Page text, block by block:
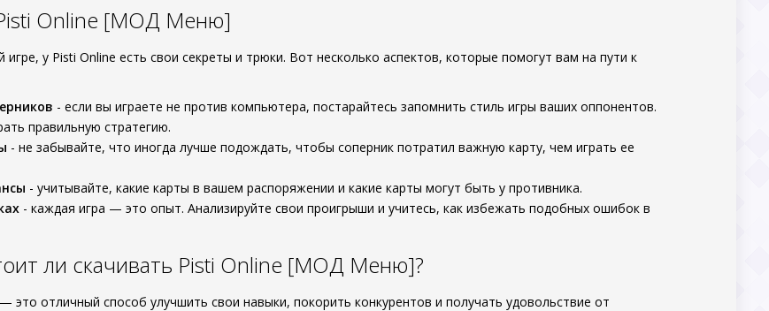
Online [МОД Меню]
у Pisti Online есть свои секреты и трюки. Вот несколько аспектов, которые помогут вам на пути к
- если вы играете не против компьютера, постарайтесь запомнить стиль игры ваших оппонентов.
правильную стратегию.
- не забывайте, что иногда лучше подождать, чтобы соперник потратил важную карту, чем играть ее
- учитывайте, какие карты в вашем распоряжении и какие карты могут быть у противника.
- каждая игра — это опыт. Анализируйте свои проигрыши и учитесь, как избежать подобных ошибок в
ли скачивать Pisti Online [МОД Меню]?
отличный способ улучшить свои навыки, покорить конкурентов и получать удовольствие от